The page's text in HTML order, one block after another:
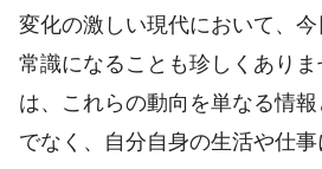
変化の激しい現代において、
常識になることも珍しくあり
は、これらの動向を単なる情
でなく、自分自身の生活や仕